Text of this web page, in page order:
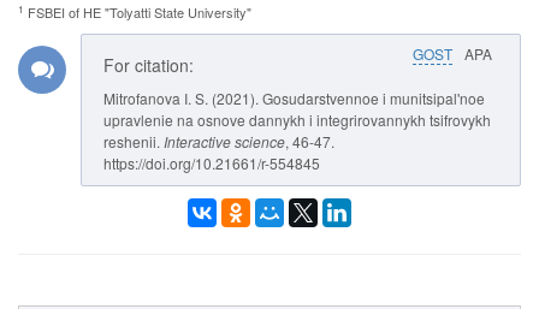
1 FSBEI of HE "Tolyatti State University"
GOST APA
For citation:
Mitrofanova I. S. (2021). Gosudarstvennoe i munitsipal'noe
upravlenie na osnove dannykh i integrirovannykh tsifrovykh
reshenii. Interactive science, 46-47.
https://doi.org/10.21661/r-554845